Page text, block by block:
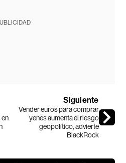
Siguiente
Vender euros para comprar
yenes aumenta el riesgo
geopolítico, advierte
BlackRock